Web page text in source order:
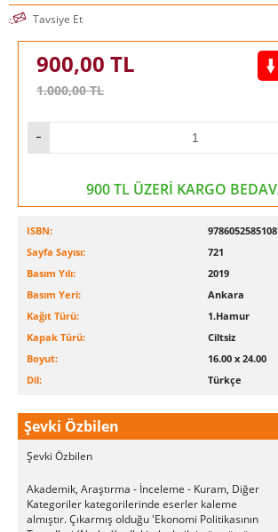
Tavsiye Et
900,00 TL
1.000,00TL
900 TL ÜZERİ KARGO
ISBN:
9786052585108
Sayfa Sayısı:
721
Basım Yılı:
2019
Basım Yeri:
Ankara
Kağıt Türü:
1.Hamur
Kapak Türü:
Ciltsiz
Boyut:
16.00 x 24.00
Dil:
Türkçe
Şevki Özbilen
Şevki Özbilen
Akademik, Araştırma - İnceleme - Kuram, Diğer
Kategoriler kategorilerinde eserler kaleme
almıştır. Çıkarmış olduğu 'Ekonomi Politikasının